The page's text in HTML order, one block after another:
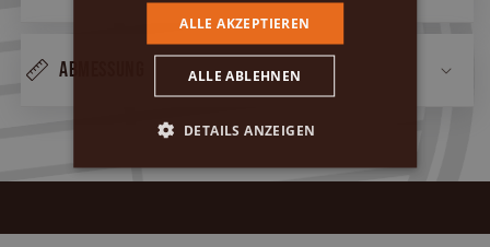
Abmessung
ALLE AKZEPTIEREN
ALLE ABLEHNEN
DETAILS ANZEIGEN